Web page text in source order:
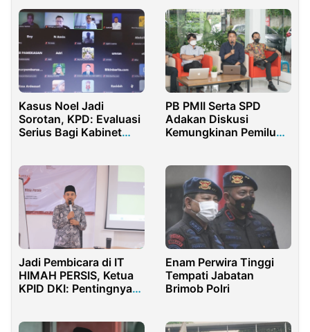
Kasus Noel Jadi
Sorotan, KPD: Evaluasi
Serius Bagi Kabinet
PB PMII Serta SPD
Adakan Diskusi
Kemungkinan Pemilu
Jadi Pembicara di IT
HIMAH PERSIS, Ketua
KPID DKI: Pentingnya
Enam Perwira Tinggi
Tempati Jabatan
Brimob Polri